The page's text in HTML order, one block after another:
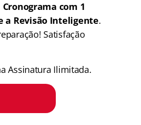
Cronograma com 1
a Revisão Inteligente.
Satisfação
Assinatura Ilimitada.